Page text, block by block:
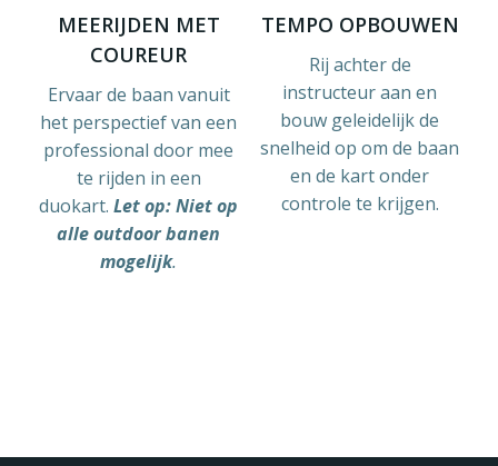
MEERIJDEN MET
COUREUR
Ervaar de baan vanuit
het perspectief van een
professional door mee
te rijden in een
duokart. Let op: Niet op
alle outdoor banen
mogelijk.
TEMPO OPBOUWEN
Rij achter de
instructeur aan en
bouw geleidelijk de
snelheid op om de baan
en de kart onder
controle te krijgen.